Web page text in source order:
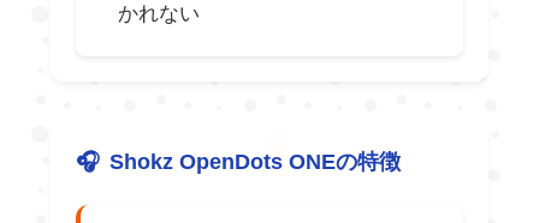
かれない
Shokz OpenDots ONEの特徴